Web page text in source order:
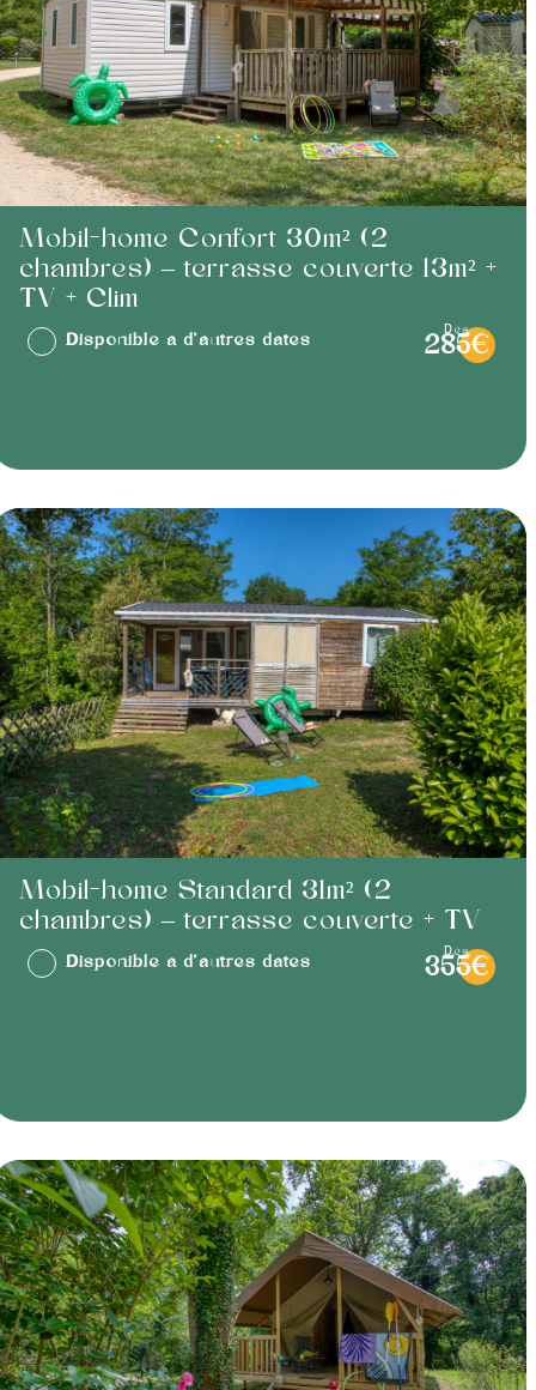
Mobil-home Confort 30m² (2
chambres) – terrasse couverte 13m² +
TV + Clim
Disponible à d'autres dates
dès
285€
Mobil-home Standard 31m² (2
chambres) – terrasse couverte + TV
Disponible à d'autres dates
dès
355€